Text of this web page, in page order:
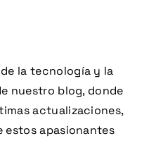
la tecnología y la
nuestro blog, donde
actualizaciones,
estos apasionantes